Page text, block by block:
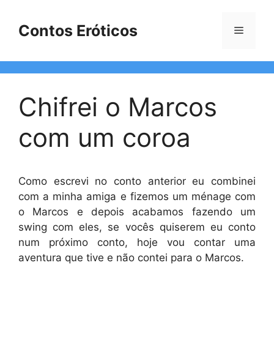
Contos Eróticos Menu
Chifrei o Marcos
com um coroa
Como escrevi no conto anterior eu combinei
com a minha amiga e fizemos um ménage com
o Marcos e depois acabamos fazendo um
swing com eles, se vocês quiserem eu conto
num próximo conto, hoje vou contar uma
aventura que tive e não contei para o Marcos.